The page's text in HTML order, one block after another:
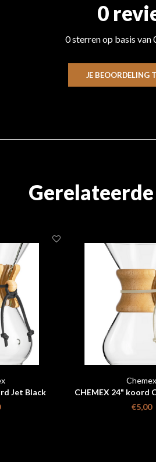
0
0 sterren op basis van
JE BEOORDELING
Jet Black
Chemex
CHEMEX 24" koord
€5,00